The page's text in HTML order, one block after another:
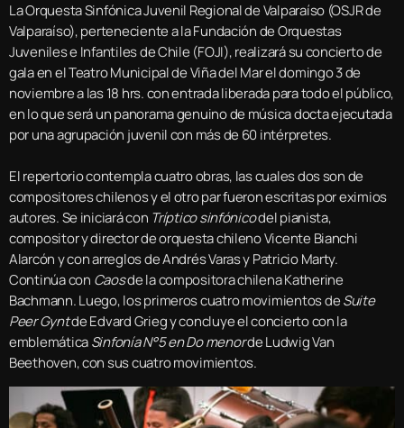
La Orquesta Sinfónica Juvenil Regional de Valparaíso (OSJR de
Valparaíso), perteneciente a la Fundación de Orquestas
Juveniles e Infantiles de Chile (FOJI), realizará su concierto de
gala en el Teatro Municipal de Viña del Mar el domingo 3 de
noviembre a las 18 hrs. con entrada liberada para todo el público,
en lo que será un panorama genuino de música docta ejecutada
por una agrupación juvenil con más de 60 intérpretes.
El repertorio contempla cuatro obras, las cuales dos son de
compositores chilenos y el otro par fueron escritas por eximios
autores. Se iniciará con Tríptico sinfónicodel pianista,
compositor y director de orquesta chileno Vicente Bianchi
Alarcón y con arreglos de Andrés Varas y Patricio Marty.
Continúa con Caosde la compositora chilena Katherine
Bachmann. Luego, los primeros cuatro movimientos deSuite
Peer Gyntde Edvard Grieg y concluye el concierto con la
emblemáticaSinfonía N°5 en Do menorde Ludwig Van
Beethoven, con sus cuatro movimientos.